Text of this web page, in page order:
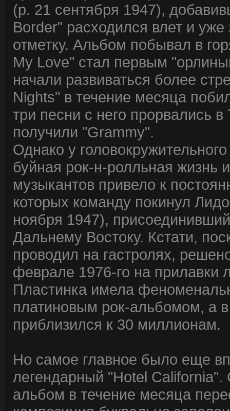
(р. 21 сентября 1947),
Border" расходился влет и
отметку. Альбом побывал в
My Love" стал первым
начали развиваться более
Nights" в течение месяца
три песни с него прорвались
получили "Grammy".
Однако у
буйная рок-н-ролльная жизнь
музыкантов привело к
которых команду покинул
ноября 1947),
Дальнему Востоку. Кстати,
проводил на гастролях,
феврале 1976-го на прилавки
Пластинка имела
платиновым рок-альбомом, а
приблизился к 30 миллионам.
Но самое главное было еще
легендарный "Hotel
альбом в течение месяца